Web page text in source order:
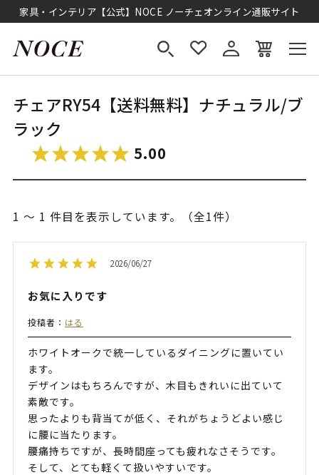
家具・インテリア【公式】NOCE ノーチェオンライン通販サイト
チェアRY54【送料無料】ナチュラル/ブ
ラック
5.00
1 ～ 1 件目を表示しています。（全1件）
2026/06/27
お気に入りです
投稿者： はる
ホワイトオークで統一しているダイニングに置いてい
ます。
デザインはもちろんですが、木目もきれいに出ていて
素敵です。
思ったよりも背当てが低く、それがちょうどよい感じ
に腰に当たります。
腰痛持ちですが、長時間座っても疲れなさそうです。
そして、とても軽くて扱いやすいです。